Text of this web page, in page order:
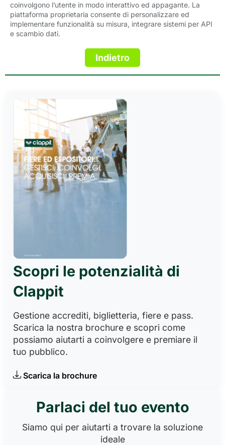
coinvolgono l’utente in modo interattivo ed appagante. La
piattaforma proprietaria consente di personalizzare ed
implementare funzionalità su misura, integrare sistemi per API
e scambio dati.
Scopri le potenzialità di
Clappit
Gestione accrediti, biglietteria, fiere e pass.
Scarica la nostra brochure e scopri come
possiamo aiutarti a coinvolgere e premiare il
tuo pubblico.
Scarica la brochure
Parlaci del tuo evento
Siamo qui per aiutarti a trovare la soluzione
ideale